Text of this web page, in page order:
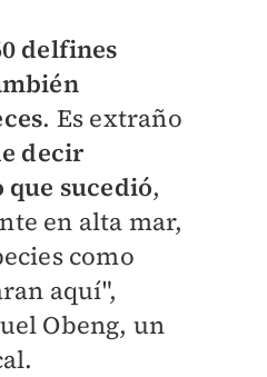
delfines
. Es extraño
decir
sucedió,
en alta mar,
como
aquí",
Obeng, un